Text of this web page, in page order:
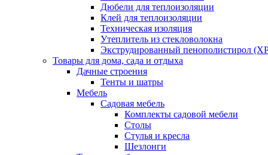
Дюбели для теплоизоляции
Клей для теплоизоляции
Техническая изоляция
Утеплитель из стекловолокна
Экструдированный пенополистирол
Товары для дома, сада и отдыха
Дачные строения
Тенты и шатры
Мебель
Садовая мебель
Комплекты садовой мебели
Столы
Стулья и кресла
Шезлонги